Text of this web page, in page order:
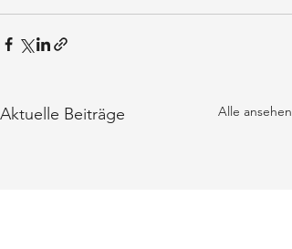
Aktuelle Beiträge Alle ansehen